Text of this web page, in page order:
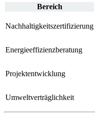
Bereich
Nachhaltigkeitszertifizierung
Energieeffizienzberatung
Projektentwicklung
Umweltverträglichkeit